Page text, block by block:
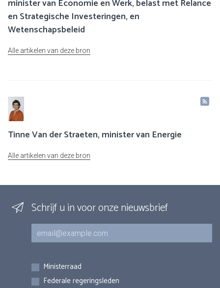
minister van Economie en Werk, belast met Relance
en Strategische Investeringen, en
Wetenschapsbeleid
Alle artikelen van deze bron
Tinne Van der Straeten, minister van Energie
Alle artikelen van deze bron
Schrijf u in voor onze nieuwsbrief
E-mail
Inschrijvingen
Ministerraad
Federale regeringsleden